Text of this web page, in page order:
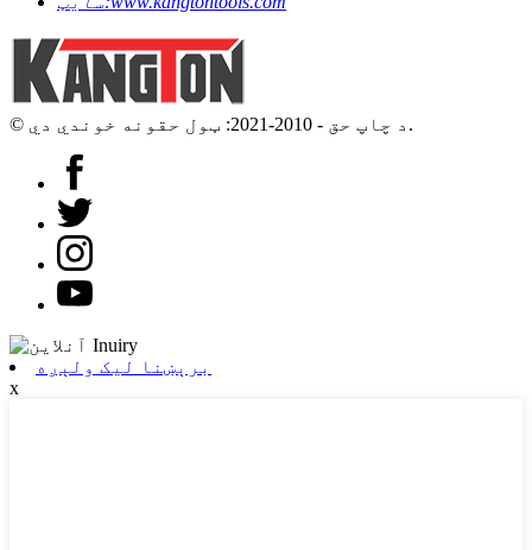
© د چاپ حق - 2010-2021: ټول حقونه خوندي دي.
برېښنا لیک ولېږه
x